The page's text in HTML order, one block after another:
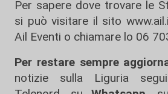
Per sapere dove trovare le
si può visitare il sito
Ail Eventi o chiamare lo 06
Per restare sempre
notizie sulla Liguria